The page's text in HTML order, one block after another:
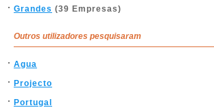
Grandes (39 Empresas)
Outros utilizadores pesquisaram
Agua
Projecto
Portugal